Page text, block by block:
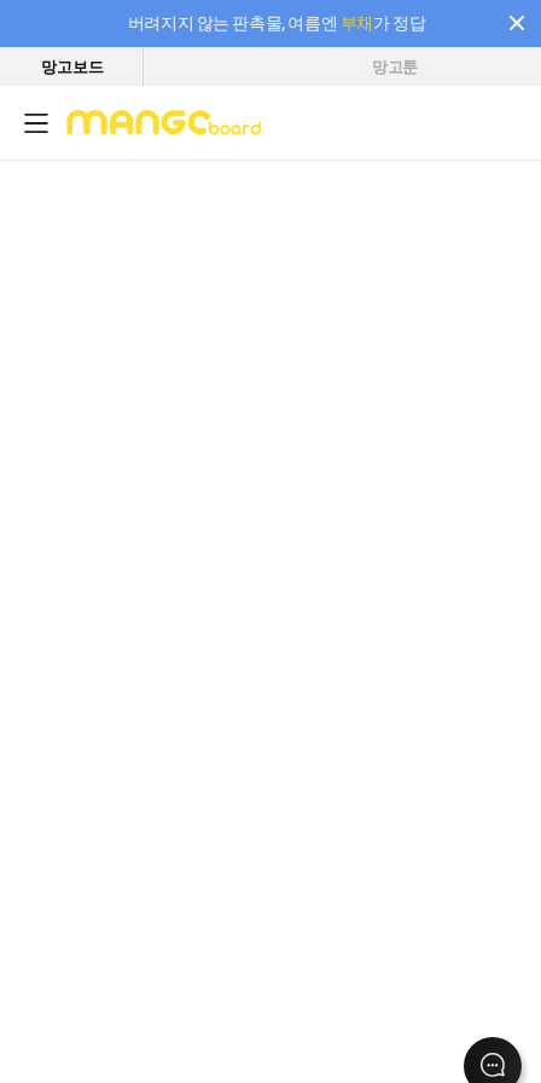
버려지지 않는 판촉물, 여름엔 부채가 정답
필요한 만큼 충전하고 끊김 없이 작업하세요! 새로워진 AI 부스터 요금제
망고보드 망고툰